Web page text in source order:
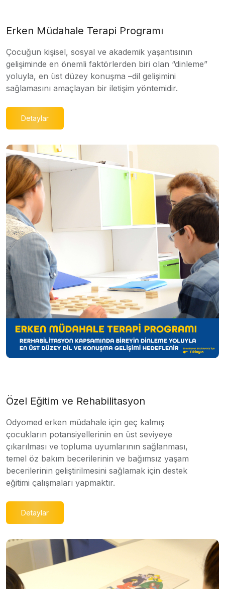
Erken Müdahale Terapi Programı
Çocuğun kişisel, sosyal ve akademik yaşantısının
gelişiminde en önemli faktörlerden biri olan “dinleme”
yoluyla, en üst düzey konuşma –dil gelişimini
sağlamasını amaçlayan bir iletişim yöntemidir.
Detaylar
Özel Eğitim ve Rehabilitasyon
Odyomed erken müdahale için geç kalmış
çocukların potansiyellerinin en üst seviyeye
çıkarılması ve topluma uyumlarının sağlanması,
temel öz bakım becerilerinin ve bağımsız yaşam
becerilerinin geliştirilmesini sağlamak için destek
eğitimi çalışmaları yapmaktır.
Detaylar